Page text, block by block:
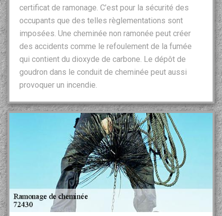
certificat de ramonage. C’est pour la sécurité des
occupants que des telles règlementations sont
imposées. Une cheminée non ramonée peut créer
des accidents comme le refoulement de la fumée
qui contient du dioxyde de carbone. Le dépôt de
goudron dans le conduit de cheminée peut aussi
provoquer un incendie.